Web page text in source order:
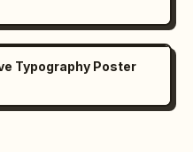
Typography Poster